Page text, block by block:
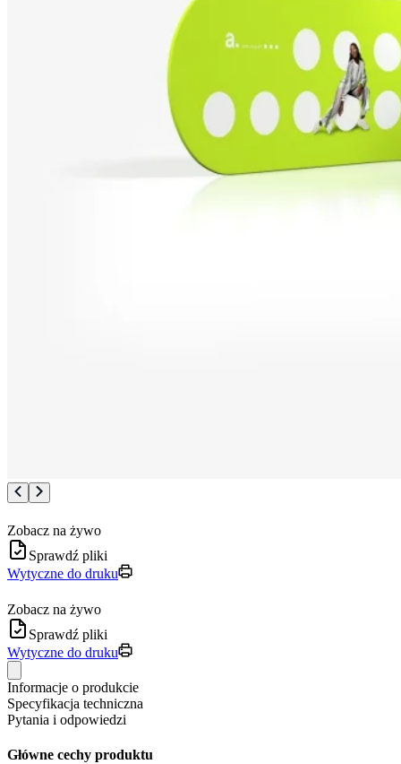
Zobacz na żywo
Sprawdź pliki
Wytyczne do druku
Zobacz na żywo
Sprawdź pliki
Wytyczne do druku
Informacje o produkcie
Specyfikacja techniczna
Pytania i odpowiedzi
Główne cechy produktu